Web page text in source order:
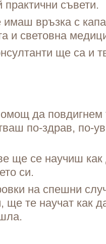
съвети.
връзка с
и световна
ще са и
да повдигнем
по-здрав, по-
ще се научиш
си.
на спешни
ще те научат как